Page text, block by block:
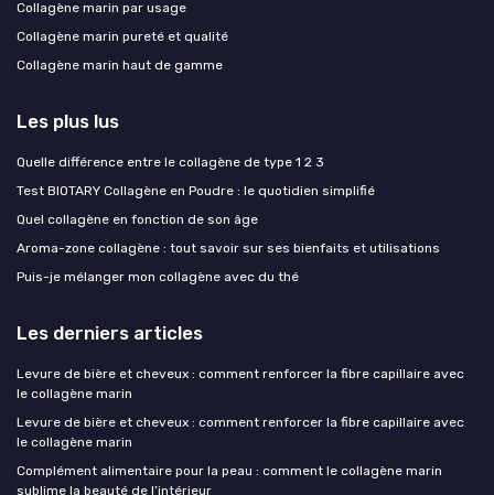
Collagène marin par usage
Collagène marin pureté et qualité
Collagène marin haut de gamme
Les plus lus
Quelle différence entre le collagène de type 1 2 3
Test BIOTARY Collagène en Poudre : le quotidien simplifié
Quel collagène en fonction de son âge
Aroma-zone collagène : tout savoir sur ses bienfaits et utilisations
Puis-je mélanger mon collagène avec du thé
Les derniers articles
Levure de bière et cheveux : comment renforcer la fibre capillaire avec
le collagène marin
Levure de bière et cheveux : comment renforcer la fibre capillaire avec
le collagène marin
Complément alimentaire pour la peau : comment le collagène marin
sublime la beauté de l’intérieur